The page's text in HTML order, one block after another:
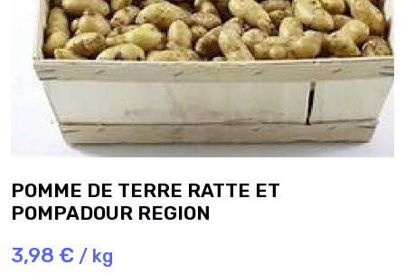
POMME DE TERRE RATTE ET
POMPADOUR REGION
3,98 € / kg